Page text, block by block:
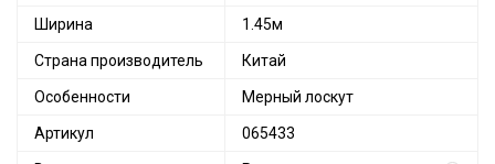
Ширина 1.45м
Страна производитель Китай
Особенности Мерный лоскут
Артикул 065433